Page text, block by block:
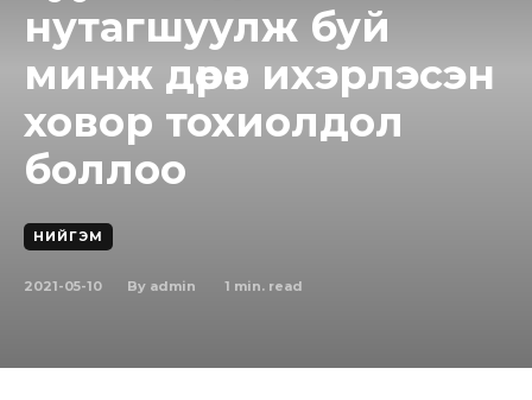
нутагшуулж буй
минж дөрөв ихэрлэсэн
ховор тохиолдол
боллоо
НИЙГЭМ
2021-05-10 By admin 1 min. read